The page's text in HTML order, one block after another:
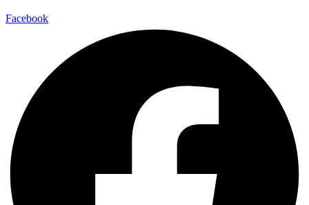
Facebook